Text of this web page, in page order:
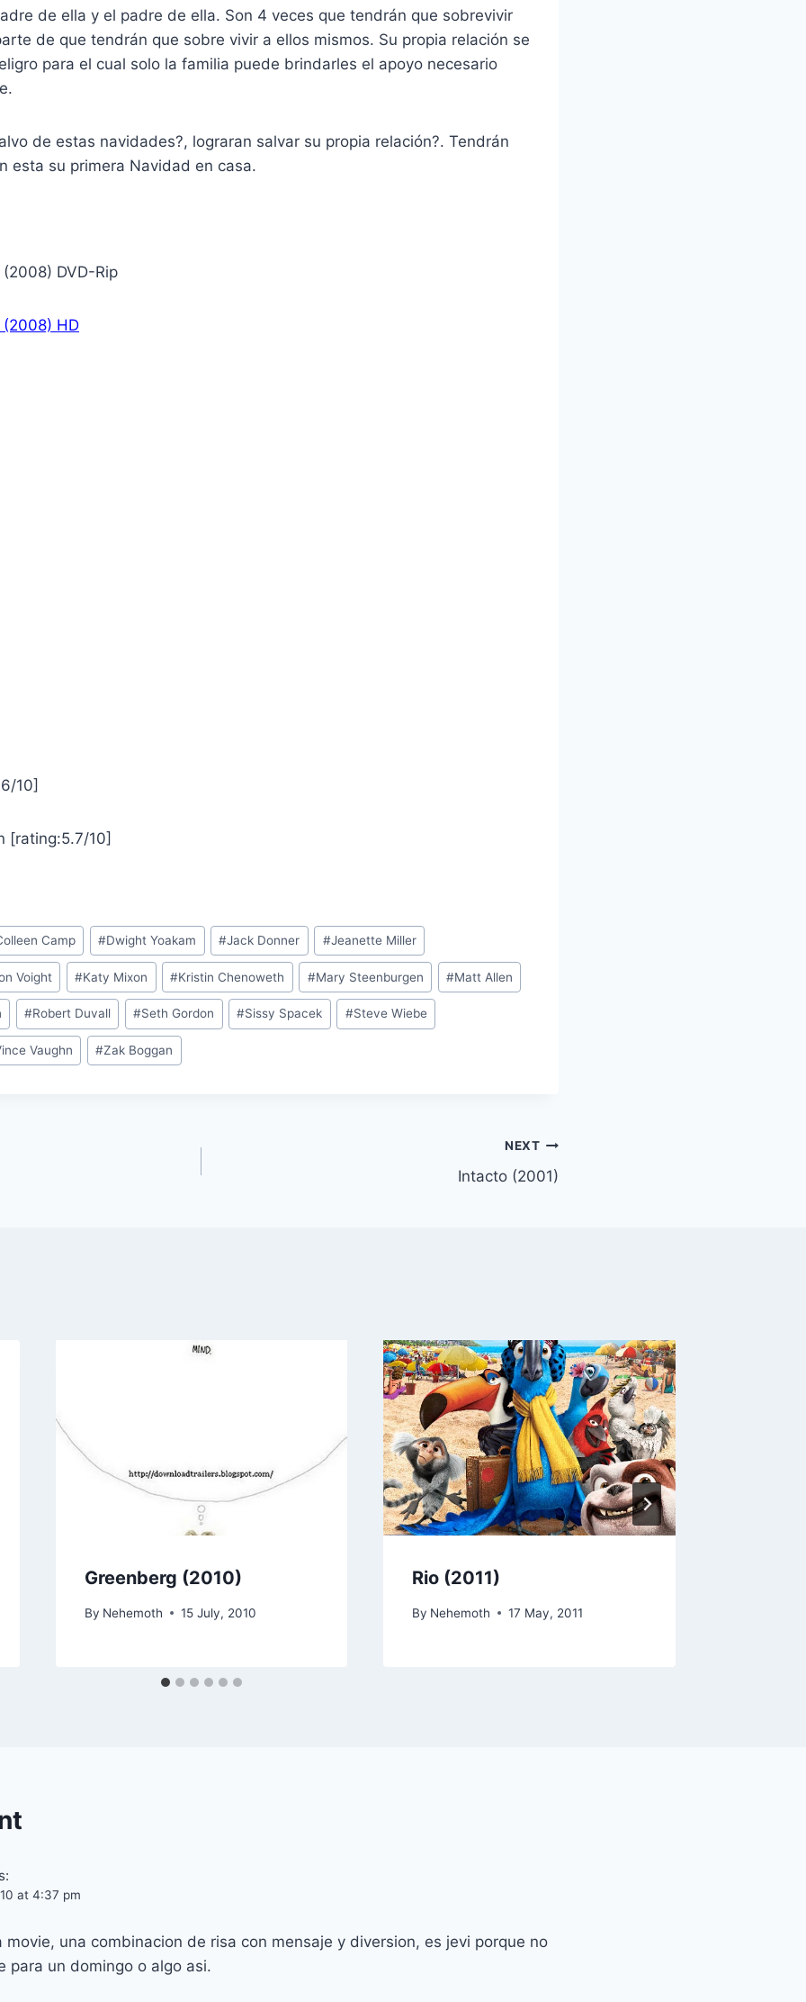
de ella y el padre de ella. Son 4 veces que tendrán que sobrevivir
de que tendrán que sobre vivir a ellos mismos. Su propia relación se
para el cual solo la familia puede brindarles el apoyo necesario
de estas navidades?, lograran salvar su propia relación?. Tendrán
esta su primera Navidad en casa.
DVD-Rip
(2008) HD
10]
[rating:5.7/10]
Camp #Dwight Yoakam #Jack Donner #Jeanette Miller
Voight #Katy Mixon #Kristin Chenoweth #Mary Steenburgen #Matt Allen
#Robert Duvall #Seth Gordon #Sissy Spacek #Steve Wiebe
Vaughn #Zak Boggan
NEXT
Intacto (2001)
Greenberg (2010)
By Nehemoth 15 July, 2010
Rio (2011)
By Nehemoth 17 May, 2011
at 4:37 pm
una combinacion de risa con mensaje y diversion, es jevi porque no
para un domingo o algo asi.